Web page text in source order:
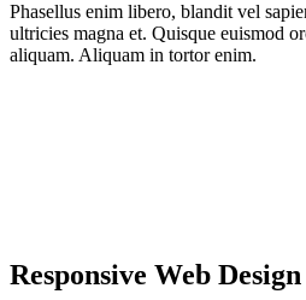
Phasellus enim libero, blandit vel
ultricies magna et. Quisque euismod
aliquam. Aliquam in tortor enim.
Responsive Web Design